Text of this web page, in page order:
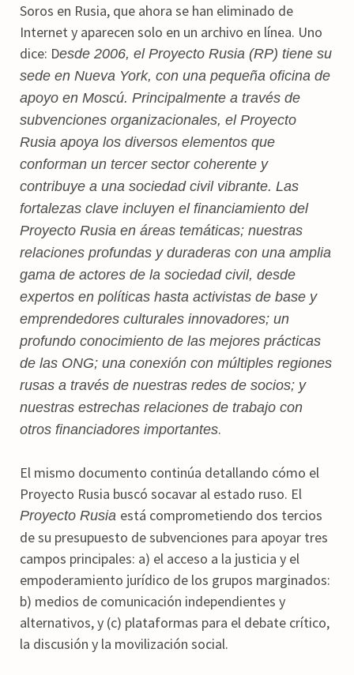
Soros en Rusia, que ahora se han eliminado de
Internet y aparecen solo en un archivo en línea. Uno
dice: Desde 2006, el Proyecto Rusia (RP) tiene su
sede en Nueva York, con una pequeña oficina de
apoyo en Moscú. Principalmente a través de
subvenciones organizacionales, el Proyecto
Rusia apoya los diversos elementos que
conforman un tercer sector coherente y
contribuye a una sociedad civil vibrante. Las
fortalezas clave incluyen el financiamiento del
Proyecto Rusia en áreas temáticas; nuestras
relaciones profundas y duraderas con una amplia
gama de actores de la sociedad civil, desde
expertos en políticas hasta activistas de base y
emprendedores culturales innovadores; un
profundo conocimiento de las mejores prácticas
de las ONG; una conexión con múltiples regiones
rusas a través de nuestras redes de socios; y
nuestras estrechas relaciones de trabajo con
otros financiadores importantes.
El mismo documento continúa detallando cómo el
Proyecto Rusia buscó socavar al estado ruso. El
Proyecto Rusia está comprometiendo dos tercios
de su presupuesto de subvenciones para apoyar tres
campos principales: a) el acceso a la justicia y el
empoderamiento jurídico de los grupos marginados:
b) medios de comunicación independientes y
alternativos, y (c) plataformas para el debate crítico,
la discusión y la movilización social.